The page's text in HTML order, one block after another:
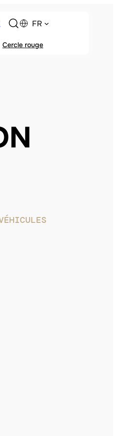
FR
Cercle rouge